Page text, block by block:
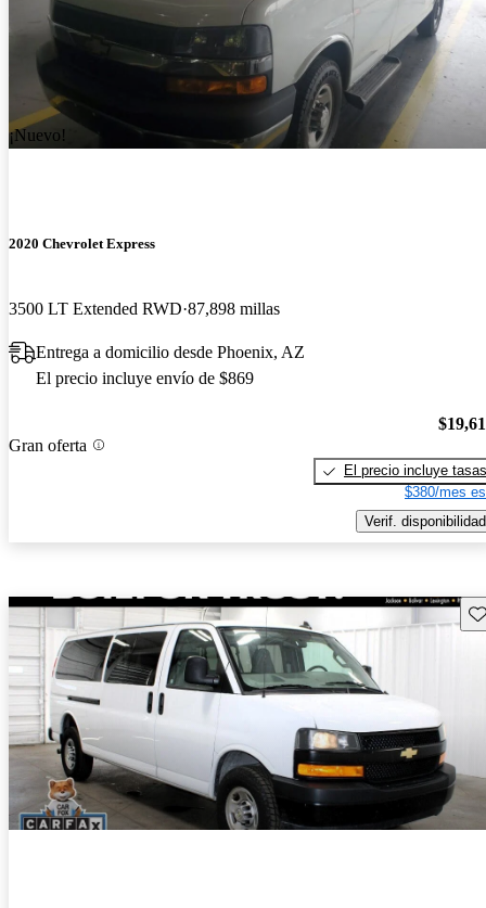
¡Nuevo!
2020 Chevrolet Express
3500 LT Extended RWD 87,898 millas
Entrega a domicilio desde Phoenix, AZ
El precio incluye envío de $869
Gran oferta
El precio incluye tasas
$380/mes
Verif. disponibilidad